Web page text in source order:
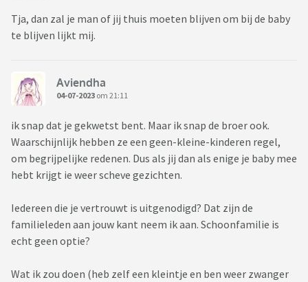
Tja, dan zal je man of jij thuis moeten blijven om bij de baby
te blijven lijkt mij.
Aviendha
04-07-2023 om 21:11
ik snap dat je gekwetst bent. Maar ik snap de broer ook.
Waarschijnlijk hebben ze een geen-kleine-kinderen regel,
om begrijpelijke redenen. Dus als jij dan als enige je baby mee
hebt krijgt ie weer scheve gezichten.
Iedereen die je vertrouwt is uitgenodigd? Dat zijn de
familieleden aan jouw kant neem ik aan. Schoonfamilie is
echt geen optie?
Wat ik zou doen (heb zelf een kleintje en ben weer zwanger